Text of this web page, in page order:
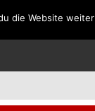
SPANIEN
die Website